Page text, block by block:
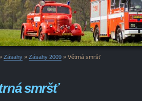
Zásahy » Zásahy 2009 » Větrná smršť
smršť